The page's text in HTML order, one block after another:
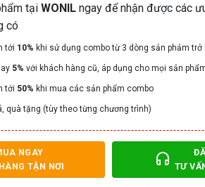
tạiWONIL ngay để nhận được các
có
tới 10% khi sử dụng combo từ 3 dòng sản phảm trở
5% với khách hàng cũ, áp dụng cho mọi sản
tới 50% khi mua các sản phẩm combo
quà tặng (tùy theo từng chương trình)
NGAY
TẬN NƠI
TƯ